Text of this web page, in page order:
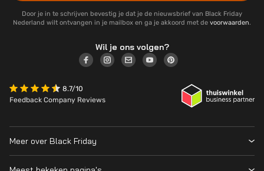
Door je in te schrijven bevestig je dat je de nieuwsbrief van Black Friday
Nederland wilt ontvangen in je mailbox en ga je akkoord met de voorwaarden.
Wil je ons volgen?
8.7/10
Feedback Company Reviews
Meer over Black Friday